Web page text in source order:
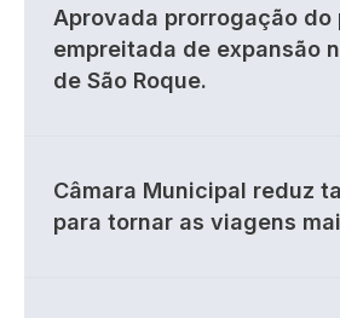
Aprovada prorrogação do
empreitada de expansão
de São Roque.
Câmara Municipal reduz
para tornar as viagens